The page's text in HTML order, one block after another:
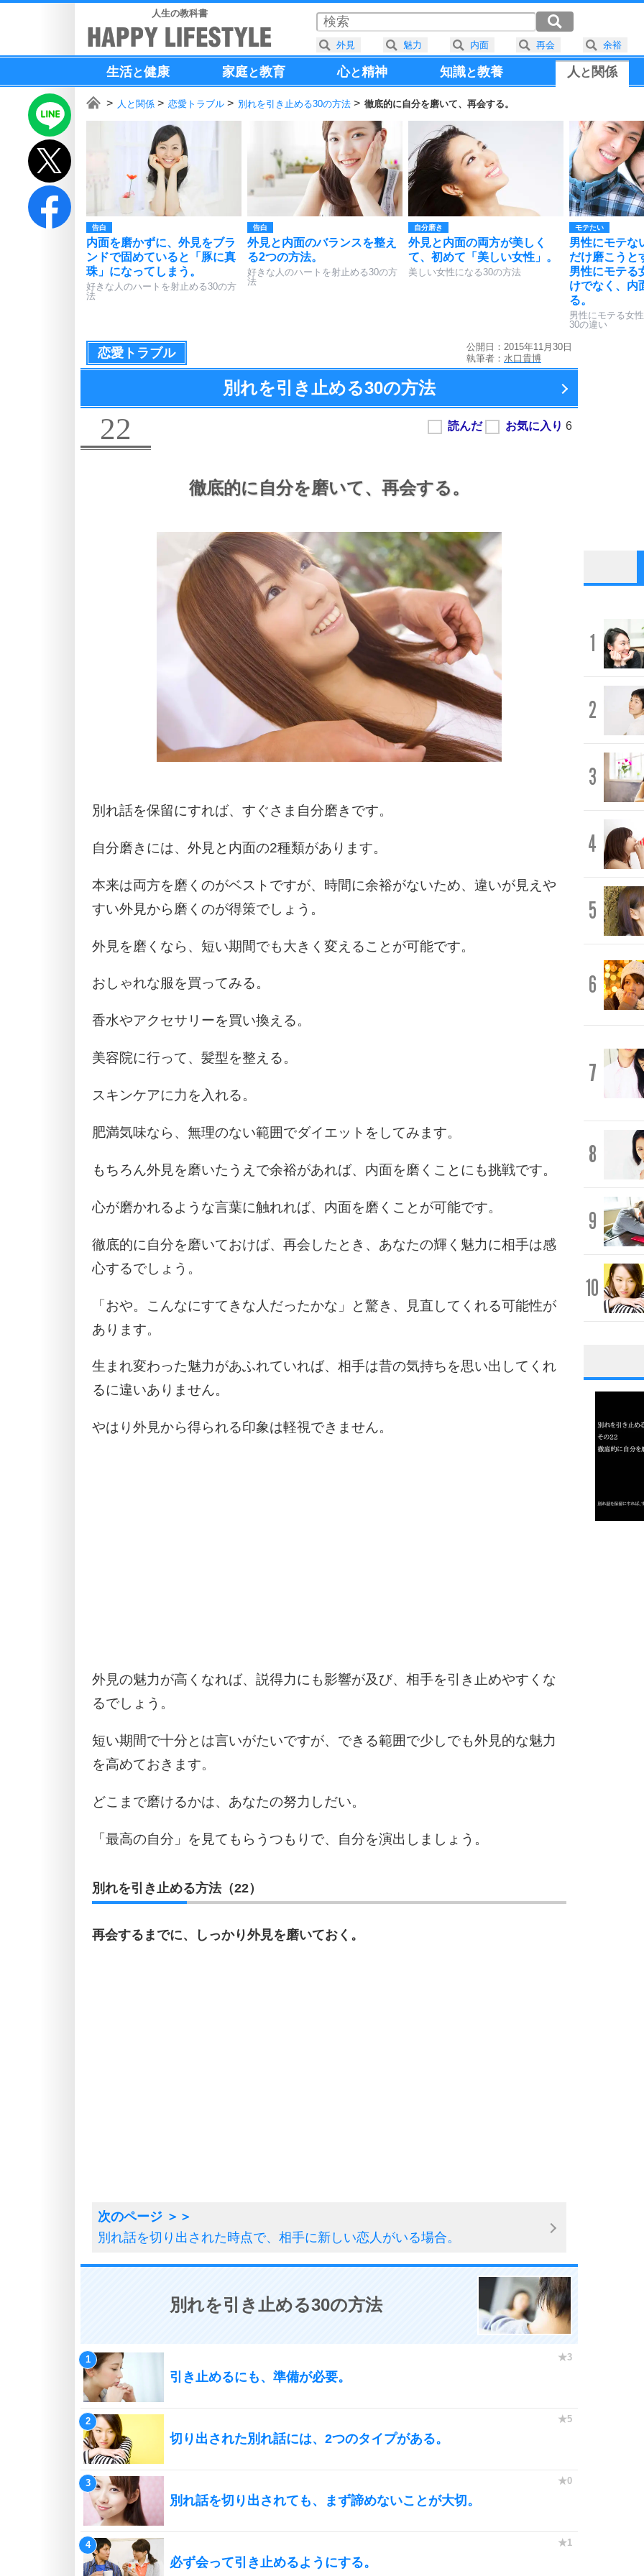
人生の教科書
生活と健康 家庭と教育 心と精神 知識と教養 人と 関係
人と関係 恋愛トラブル 別れを引き止める30の方法 徹底的に自分を磨いて、再会する。
告白
内面を磨かずに、外見をブラ
ンドで固めていると「豚に真
珠」になってしまう。
好きな人のハートを射止める30の方
法
告白
外見と内面のバランスを整え
る2つの方法。
好きな人のハートを射止める30の方
法
自分磨き
外見と内面の両方が美しく
て、初めて「美しい女性」。
美しい女性になる30の方法
モテたい
男性にモテな
だけ磨こうと
男性にモテる
けでなく、内
る。
男性にモテる女
30の違い
恋愛トラブル
公開日：2015年11月30日
執筆者： 水口貴博
別れを引き止める30の方法
22
徹底的に自分を磨いて、 再会する。
別れ話を保留にすれば、すぐさま自分磨きです。
自分磨きには、外見と内面の2種類があります。
本来は両方を磨くのがベストですが、時間に余裕がないため、違いが見えや
すい外見から磨くのが得策でしょう。
外見を磨くなら、短い期間でも大きく変えることが可能です。
おしゃれな服を買ってみる。
香水やアクセサリーを買い換える。
美容院に行って、髪型を整える。
スキンケアに力を入れる。
肥満気味なら、無理のない範囲でダイエットをしてみます。
もちろん外見を磨いたうえで余裕があれば、内面を磨くことにも挑戦です。
心が磨かれるような言葉に触れれば、内面を磨くことが可能です。
徹底的に自分を磨いておけば、再会したとき、あなたの輝く魅力に相手は感
心するでしょう。
「おや。こんなにすてきな人だったかな」と驚き、見直してくれる可能性が
あります。
生まれ変わった魅力があふれていれば、相手は昔の気持ちを思い出してくれ
るに違いありません。
やはり外見から得られる印象は軽視できません。
外見の魅力が高くなれば、説得力にも影響が及び、相手を引き止めやすくな
るでしょう。
短い期間で十分とは言いがたいですが、できる範囲で少しでも外見的な魅力
を高めておきます。
どこまで磨けるかは、あなたの努力しだい。
「最高の自分」を見てもらうつもりで、自分を演出しましょう。
別れを引き止める方法（22）
再会するまでに、しっかり外見を磨いておく。
別れ話を切り出された時点で、相手に新しい恋人がいる場合。
別れを引き止める30の方法
引き止めるにも、準備が必要。
切り出された別れ話には、2つのタイプがある。
別れ話を切り出されても、まず諦めないことが大切。
必ず会って引き止めるようにする。
1
2
3
4
5
6
7
8
9
10
1
3
外見 魅力 内面 再会 余裕